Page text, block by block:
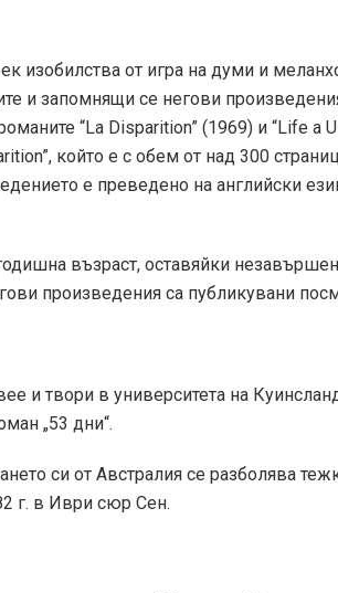
изобилства от игра на думи и
и запомнящи се негови
“La Disparition” (1969) и “Life a
който е с обем от над 300
е преведено на английски
възраст, оставяйки незавършен
произведения са публикувани
и твори в университета на
„53 дни“.
си от Австралия се разболява
г. в Иври сюр Сен.